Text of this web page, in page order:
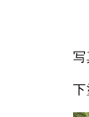
写
下